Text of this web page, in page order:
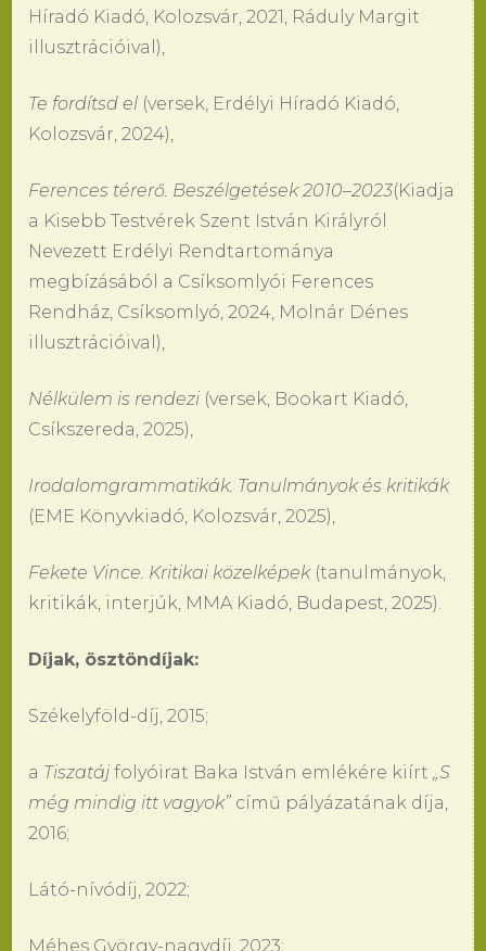
Híradó Kiadó, Kolozsvár, 2021, Ráduly Margit
illusztrációival),
Te fordítsd el (versek, Erdélyi Híradó Kiadó,
Kolozsvár, 2024),
Ferences térerő. Beszélgetések 2010–2023(Kiadja
a Kisebb Testvérek Szent István Királyról
Nevezett Erdélyi Rendtartománya
megbízásából a Csíksomlyói Ferences
Rendház, Csíksomlyó, 2024, Molnár Dénes
illusztrációival),
Nélkülem is rendezi (versek, Bookart Kiadó,
Csíkszereda, 2025),
Irodalomgrammatikák. Tanulmányok és kritikák
(EME Könyvkiadó, Kolozsvár, 2025),
Fekete Vince. Kritikai közelképek(tanulmányok,
kritikák, interjúk, MMA Kiadó, Budapest, 2025).
Díjak, ösztöndíjak:
Székelyföld-díj, 2015;
a Tiszatáj folyóirat Baka István emlékére kiírt„S
még mindig itt vagyok” című pályázatának díja,
2016;
Látó-nívódíj, 2022;
Méhes György-nagydíj, 2023;